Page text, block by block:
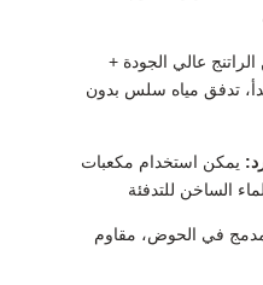
عالي الجودة +
تدفق مياه سلس بدون
يمكن استخدام مكعبات
الساخن للتدفئة
في الحوض، مقاوم